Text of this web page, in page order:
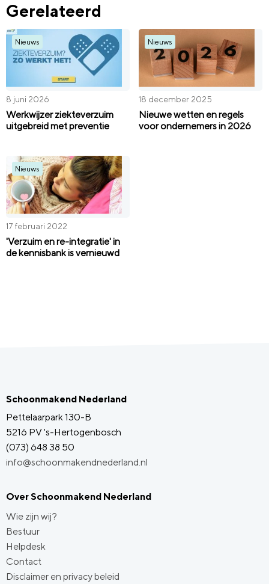
Gerelateerd
Nieuws
8 juni 2026
Werkwijzer ziekteverzuim
uitgebreid met preventie
Nieuws
18 december 2025
Nieuwe wetten en regels
voor ondernemers in 2026
Nieuws
17 februari 2022
'Verzuim en re-integratie' in
de kennisbank is vernieuwd
Schoonmakend Nederland
Pettelaarpark 130-B
5216 PV 's-Hertogenbosch
(073) 648 38 50
info@schoonmakendnederland.nl
Over Schoonmakend Nederland
Wie zijn wij?
Bestuur
Helpdesk
Contact
Disclaimer en privacy beleid